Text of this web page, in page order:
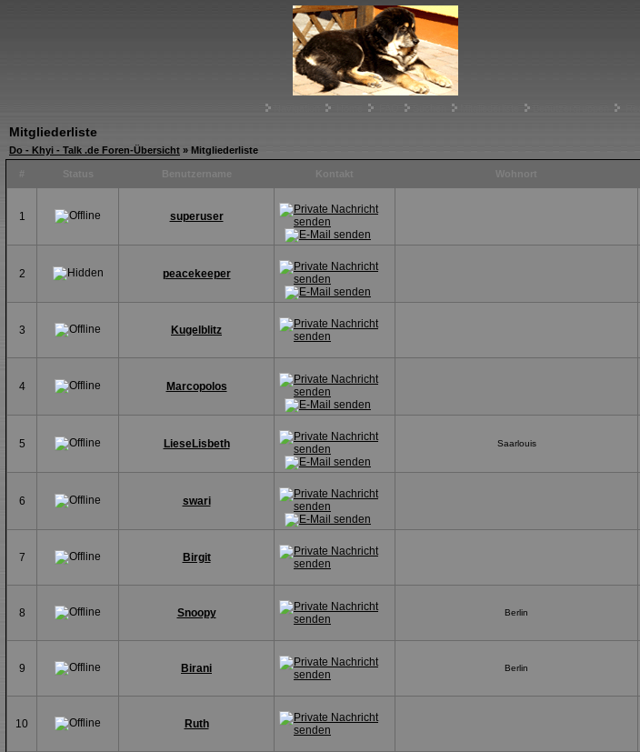
Mitgliederliste
Do - Khyi - Talk .de Foren-Übersicht » Mitgliederliste
1 superuser
2 peacekeeper
3 Kugelblitz
4 Marcopolos
5 LieseLisbeth Saarlouis
6 swari
7 Birgit
8 Snoopy Berlin
9 Birani Berlin
10 Ruth